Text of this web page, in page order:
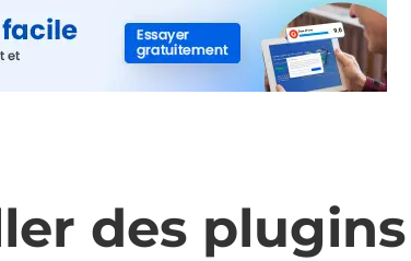
des plugins